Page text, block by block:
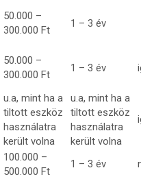
50.000 –
300.000 Ft
1 – 3 év
50.000 –
300.000 Ft
1 – 3 év
u.a, mint ha a
tiltott eszköz
használatra
került volna
u.a, mint ha a
tiltott eszköz
használatra
került volna
100.000 –
500.000 Ft
1 – 3 év